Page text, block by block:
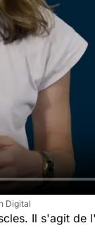
Digital
Il s'agit de